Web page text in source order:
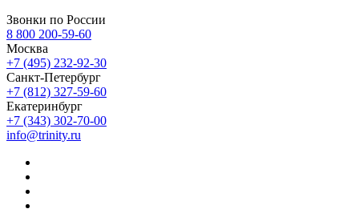
Звонки по России
8 800 200-59-60
Москва
+7 (495) 232-92-30
Санкт-Петербург
+7 (812) 327-59-60
Екатеринбург
+7 (343) 302-70-00
info@trinity.ru